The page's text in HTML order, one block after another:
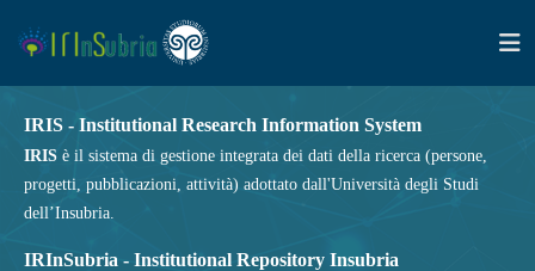
IRIS - Institutional Research Information System
IRIS è il sistema di gestione integrata dei dati della ricerca (persone,
progetti, pubblicazioni, attività) adottato dall'Università degli Studi
dell’Insubria.
IRInSubria - Institutional Repository Insubria